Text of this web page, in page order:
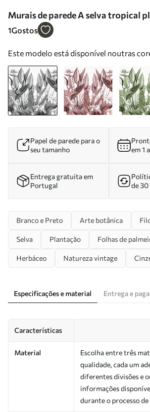
Murais de parede A selva tropical
preto e branco Nr. u96833
1Gostos
Este modelo está disponível noutras
Papel de parede para o
seu tamanho
em 1
Entrega gratuita em
Portugal
de 30
Branco e Preto Arte botânica
Selva Plantação Folhas de
Herbáceo Natureza vintage
Especificações e material Entrega e
Características
Material
Escolha entre três
qualidade, cada um
diferentes divisões e
informações
durante o processo